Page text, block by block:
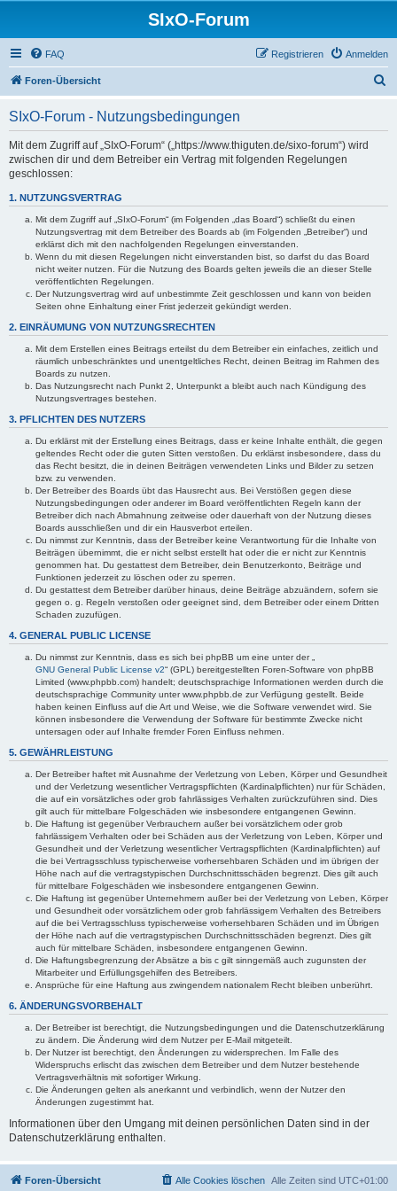
SIxO-Forum
FAQ Anmelden
Registrieren
Foren-Übersicht
SIxO-Forum - Nutzungsbedingungen
Mit dem Zugriff auf „SIxO-Forum“ („https://www.thiguten.de/sixo-forum“) wird
zwischen dir und dem Betreiber ein Vertrag mit folgenden Regelungen
geschlossen:
1. NUTZUNGSVERTRAG
Mit dem Zugriff auf „SIxO-Forum“ (im Folgenden „das Board“) schließt du einen
Nutzungsvertrag mit dem Betreiber des Boards ab (im Folgenden „Betreiber“) und
erklärst dich mit den nachfolgenden Regelungen einverstanden.
Wenn du mit diesen Regelungen nicht einverstanden bist, so darfst du das Board
nicht weiter nutzen. Für die Nutzung des Boards gelten jeweils die an dieser Stelle
veröffentlichten Regelungen.
Der Nutzungsvertrag wird auf unbestimmte Zeit geschlossen und kann von beiden
Seiten ohne Einhaltung einer Frist jederzeit gekündigt werden.
2. EINRÄUMUNG VON NUTZUNGSRECHTEN
Mit dem Erstellen eines Beitrags erteilst du dem Betreiber ein einfaches, zeitlich und
räumlich unbeschränktes und unentgeltliches Recht, deinen Beitrag im Rahmen des
Boards zu nutzen.
Das Nutzungsrecht nach Punkt 2, Unterpunkt a bleibt auch nach Kündigung des
Nutzungsvertrages bestehen.
3. PFLICHTEN DES NUTZERS
Du erklärst mit der Erstellung eines Beitrags, dass er keine Inhalte enthält, die gegen
geltendes Recht oder die guten Sitten verstoßen. Du erklärst insbesondere, dass du
das Recht besitzt, die in deinen Beiträgen verwendeten Links und Bilder zu setzen
bzw. zu verwenden.
Der Betreiber des Boards übt das Hausrecht aus. Bei Verstößen gegen diese
Nutzungsbedingungen oder anderer im Board veröffentlichten Regeln kann der
Betreiber dich nach Abmahnung zeitweise oder dauerhaft von der Nutzung dieses
Boards ausschließen und dir ein Hausverbot erteilen.
Du nimmst zur Kenntnis, dass der Betreiber keine Verantwortung für die Inhalte von
Beiträgen übernimmt, die er nicht selbst erstellt hat oder die er nicht zur Kenntnis
genommen hat. Du gestattest dem Betreiber, dein Benutzerkonto, Beiträge und
Funktionen jederzeit zu löschen oder zu sperren.
Du gestattest dem Betreiber darüber hinaus, deine Beiträge abzuändern, sofern sie
gegen o. g. Regeln verstoßen oder geeignet sind, dem Betreiber oder einem Dritten
Schaden zuzufügen.
4. GENERAL PUBLIC LICENSE
Du nimmst zur Kenntnis, dass es sich bei phpBB um eine unter der „
GNU General Public License v2“ (GPL) bereitgestellten Foren-Software von phpBB
Limited (www.phpbb.com) handelt; deutschsprachige Informationen werden durch die
deutschsprachige Community unter www.phpbb.de zur Verfügung gestellt. Beide
haben keinen Einfluss auf die Art und Weise, wie die Software verwendet wird. Sie
können insbesondere die Verwendung der Software für bestimmte Zwecke nicht
untersagen oder auf Inhalte fremder Foren Einfluss nehmen.
5. GEWÄHRLEISTUNG
Der Betreiber haftet mit Ausnahme der Verletzung von Leben, Körper und Gesundheit
und der Verletzung wesentlicher Vertragspflichten (Kardinalpflichten) nur für Schäden,
die auf ein vorsätzliches oder grob fahrlässiges Verhalten zurückzuführen sind. Dies
gilt auch für mittelbare Folgeschäden wie insbesondere entgangenen Gewinn.
Die Haftung ist gegenüber Verbrauchern außer bei vorsätzlichem oder grob
fahrlässigem Verhalten oder bei Schäden aus der Verletzung von Leben, Körper und
Gesundheit und der Verletzung wesentlicher Vertragspflichten (Kardinalpflichten) auf
die bei Vertragsschluss typischerweise vorhersehbaren Schäden und im übrigen der
Höhe nach auf die vertragstypischen Durchschnittsschäden begrenzt. Dies gilt auch
für mittelbare Folgeschäden wie insbesondere entgangenen Gewinn.
Die Haftung ist gegenüber Unternehmern außer bei der Verletzung von Leben, Körper
und Gesundheit oder vorsätzlichem oder grob fahrlässigem Verhalten des Betreibers
auf die bei Vertragsschluss typischerweise vorhersehbaren Schäden und im Übrigen
der Höhe nach auf die vertragstypischen Durchschnittsschäden begrenzt. Dies gilt
auch für mittelbare Schäden, insbesondere entgangenen Gewinn.
Die Haftungsbegrenzung der Absätze a bis c gilt sinngemäß auch zugunsten der
Mitarbeiter und Erfüllungsgehilfen des Betreibers.
Ansprüche für eine Haftung aus zwingendem nationalem Recht bleiben unberührt.
6. ÄNDERUNGSVORBEHALT
Der Betreiber ist berechtigt, die Nutzungsbedingungen und die Datenschutzerklärung
zu ändern. Die Änderung wird dem Nutzer per E-Mail mitgeteilt.
Der Nutzer ist berechtigt, den Änderungen zu widersprechen. Im Falle des
Widerspruchs erlischt das zwischen dem Betreiber und dem Nutzer bestehende
Vertragsverhältnis mit sofortiger Wirkung.
Die Änderungen gelten als anerkannt und verbindlich, wenn der Nutzer den
Änderungen zugestimmt hat.
Informationen über den Umgang mit deinen persönlichen Daten sind in der
Datenschutzerklärung enthalten.
Foren-Übersicht Alle Zeiten sind UTC+01:00
Alle Cookies löschen